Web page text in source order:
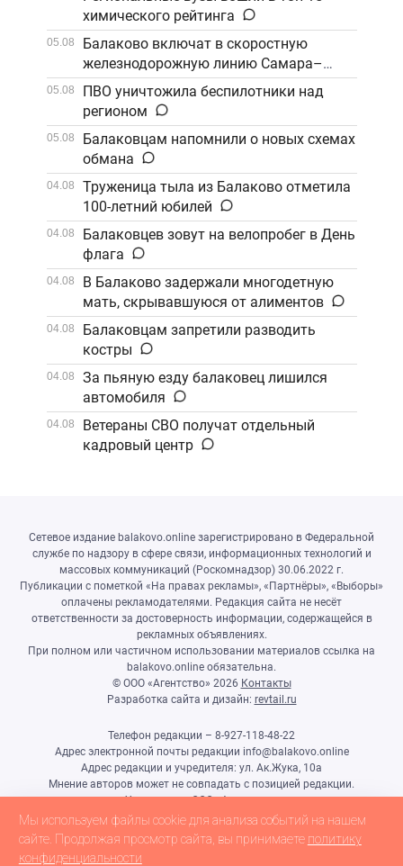
химического рейтинга
05.08
Балаково включат в скоростную
железнодорожную линию Самара–
Саратов
05.08
ПВО уничтожила беспилотники над
регионом
05.08
Балаковцам напомнили о новых схемах
обмана
04.08
Труженица тыла из Балаково отметила
100-летний юбилей
04.08
Балаковцев зовут на велопробег в День
флага
04.08
В Балаково задержали многодетную
мать, скрывавшуюся от алиментов
04.08
Балаковцам запретили разводить
костры
04.08
За пьяную езду балаковец лишился
автомобиля
04.08
Ветераны СВО получат отдельный
кадровый центр
Сетевое издание balakovo.online зарегистрировано в Федеральной
службе по надзору в сфере связи, информационных технологий и
массовых коммуникаций (Роскомнадзор) 30.06.2022 г.
Публикации с пометкой «На правах рекламы», «Партнёры», «Выборы»
оплачены рекламодателями. Редакция сайта не несёт
ответственности за достоверность информации, содержащейся в
рекламных объявлениях.
При полном или частичном использовании материалов ссылка на
balakovo.online обязательна.
© ООО «Агентство» 2026 Контакты
Разработка сайта и дизайн: revtail.ru
Телефон редакции – 8-927-118-48-22
Адрес электронной почты редакции info@balakovo.online
Адрес редакции и учредителя: ул. Ак.Жука, 10а
Мнение авторов может не совпадать с позицией редакции.
Учредитель: ООО «Агентство»
Гл.редактор Ивлиева Н.Н.
Настоящий ресурс может содержать материалы 18+
Мы используем файлы cookie для анализа событий на нашем
сайте. Продолжая просмотр сайта, вы принимаете политику
конфиденциальности